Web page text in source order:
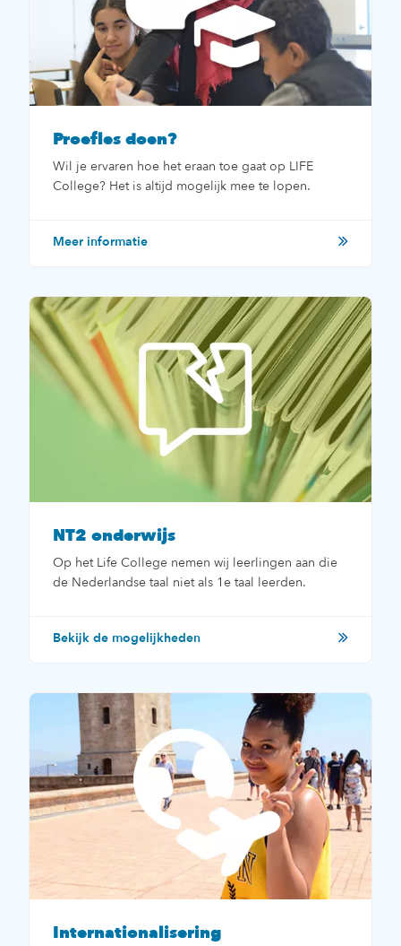
Proefles doen?
Wil je ervaren hoe het eraan toe gaat op LIFE
College? Het is altijd mogelijk mee te lopen.
Meer informatie
NT2 onderwijs
Op het Life College nemen wij leerlingen aan die
de Nederlandse taal niet als 1e taal leerden.
Bekijk de mogelijkheden
Internationalisering